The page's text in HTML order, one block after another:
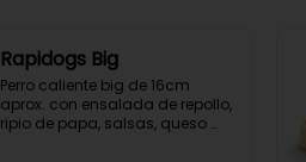
Rapidogs Big
Perro caliente big de 16cm
aprox. con ensalada de repollo,
ripio de papa, salsas, queso